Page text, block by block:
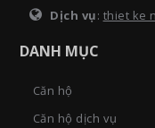
Dịch vụ: thiet ke
DANH MỤC
Căn hộ
Căn hộ dịch vụ